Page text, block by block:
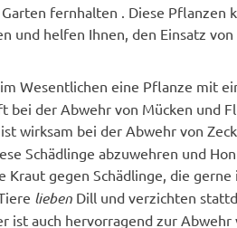
fernhalten . Diese Pflanzen
und helfen Ihnen, den Einsatz
Wesentlichen eine Pflanze mit
bei der Abwehr von Mücken und
wirksam bei der Abwehr von
Schädlinge abzuwehren und
Kraut gegen Schädlinge, die
lieben Dill und verzichten
ist auch hervorragend zur